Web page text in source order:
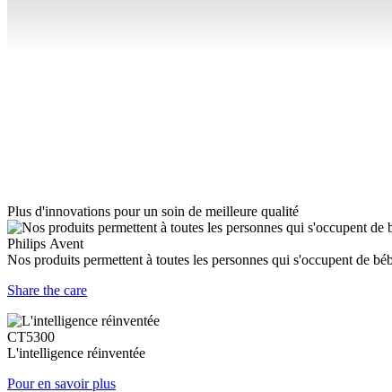
Plus d'innovations pour un soin de meilleure qualité
Philips Avent
Nos produits permettent à toutes les personnes qui s'occupent de
Share the care
CT5300
L'intelligence réinventée
Pour en savoir plus